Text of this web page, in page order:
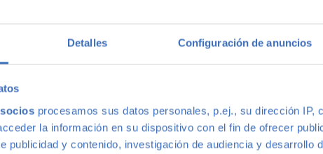
Detalles Configuración de anuncios
procesamos sus datos personales, p.ej., su dirección IP,
la información en su dispositivo con el fin de ofrecer
publicidad y contenido, investigación de audiencia y desarrollo